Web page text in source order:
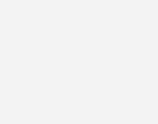
eine außergerichtliche
einer Rechtspflicht
– auch ungewollte und
oder den Neubeginn der
der guten Tat“, was aus